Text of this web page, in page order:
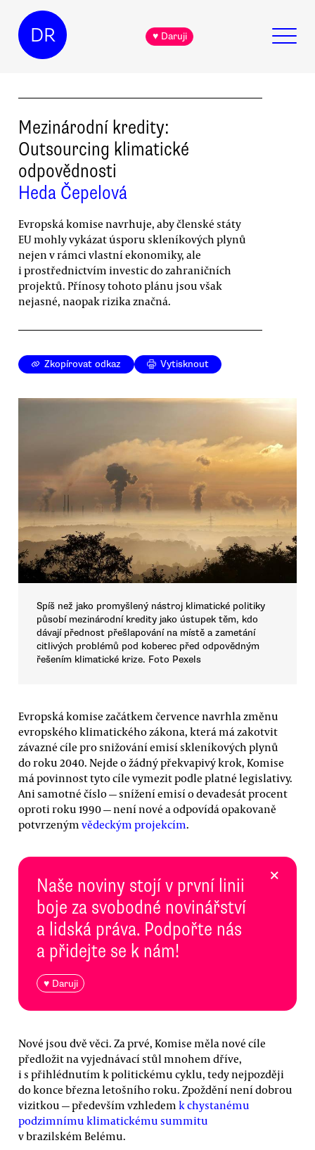
DR ♥ Daruji
Mezinárodní kredity:
Outsourcing klimatické
odpovědnosti
Heda Čepelová
Evropská komise navrhuje, aby členské státy
EU mohly vykázat úsporu skleníkových plynů
nejen v rámci vlastní ekonomiky, ale
i prostřednictvím investic do zahraničních
projektů. Přínosy tohoto plánu jsou však
nejasné, naopak rizika značná.
Zkopírovat odkaz Vytisknout
Spíš než jako promyšlený nástroj klimatické politiky
působí mezinárodní kredity jako ústupek těm, kdo
dávají přednost přešlapování na místě a zametání
citlivých problémů pod koberec před odpovědným
řešením klimatické krize. Foto Pexels
Evropská komise začátkem července navrhla změnu
evropského klimatického zákona, která má zakotvit
závazné cíle pro snižování emisí skleníkových plynů
do roku 2040. Nejde o žádný překvapivý krok, Komise
má povinnost tyto cíle vymezit podle platné legislativy.
Ani samotné číslo — snížení emisí o devadesát procent
oproti roku 1990 — není nové a odpovídá opakovaně
potvrzeným vědeckým projekcím.
Naše noviny stojí v první linii
boje za svobodné novinářství
a lidská práva. Podpořte nás
a přidejte se k nám!
♥ Daruji
×
Nové jsou dvě věci. Za prvé, Komise měla nové cíle
předložit na vyjednávací stůl mnohem dříve,
i s přihlédnutím k politickému cyklu, tedy nejpozději
do konce března letošního roku. Zpoždění není dobrou
vizitkou — především vzhledem k chystanému
podzimnímu klimatickému summitu
v brazilském Belému.